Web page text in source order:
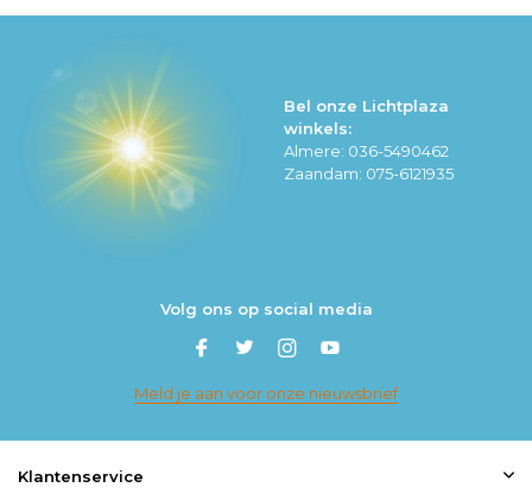
Bel onze Lichtplaza
winkels:
Almere: 036-5490462
Zaandam: 075-6121935
Volg ons op social media
Meld je aan voor onze nieuwsbrief
Klantenservice